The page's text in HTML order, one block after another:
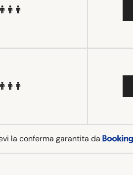
la conferma garantita da